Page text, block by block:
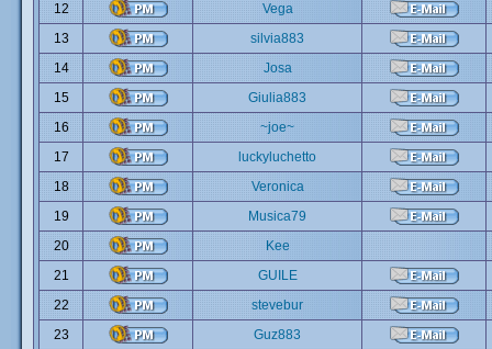
12
Vega
13
silvia883
14
Josa
15
Giulia883
16
~joe~
17
luckyluchetto
18
Veronica
19
Musica79
20
Kee
21
GUILE
22
stevebur
23
Guz883